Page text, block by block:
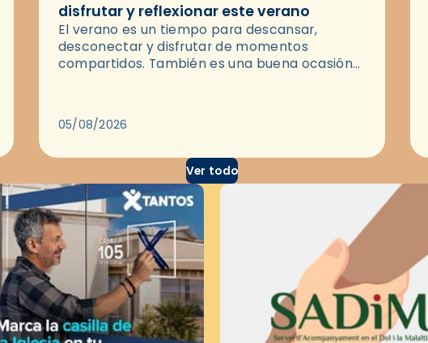
disfrutar y reflexionar este verano
El verano es un tiempo para descansar,
desconectar y disfrutar de momentos
compartidos. También es una buena ocasión
05/08/2026
Ver todo